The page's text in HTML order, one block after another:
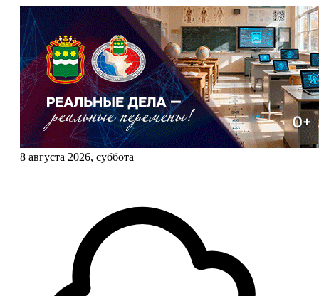
8 августа 2026, суббота